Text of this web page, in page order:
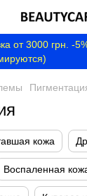
от 3000 грн. -
кожа
Воспаленная